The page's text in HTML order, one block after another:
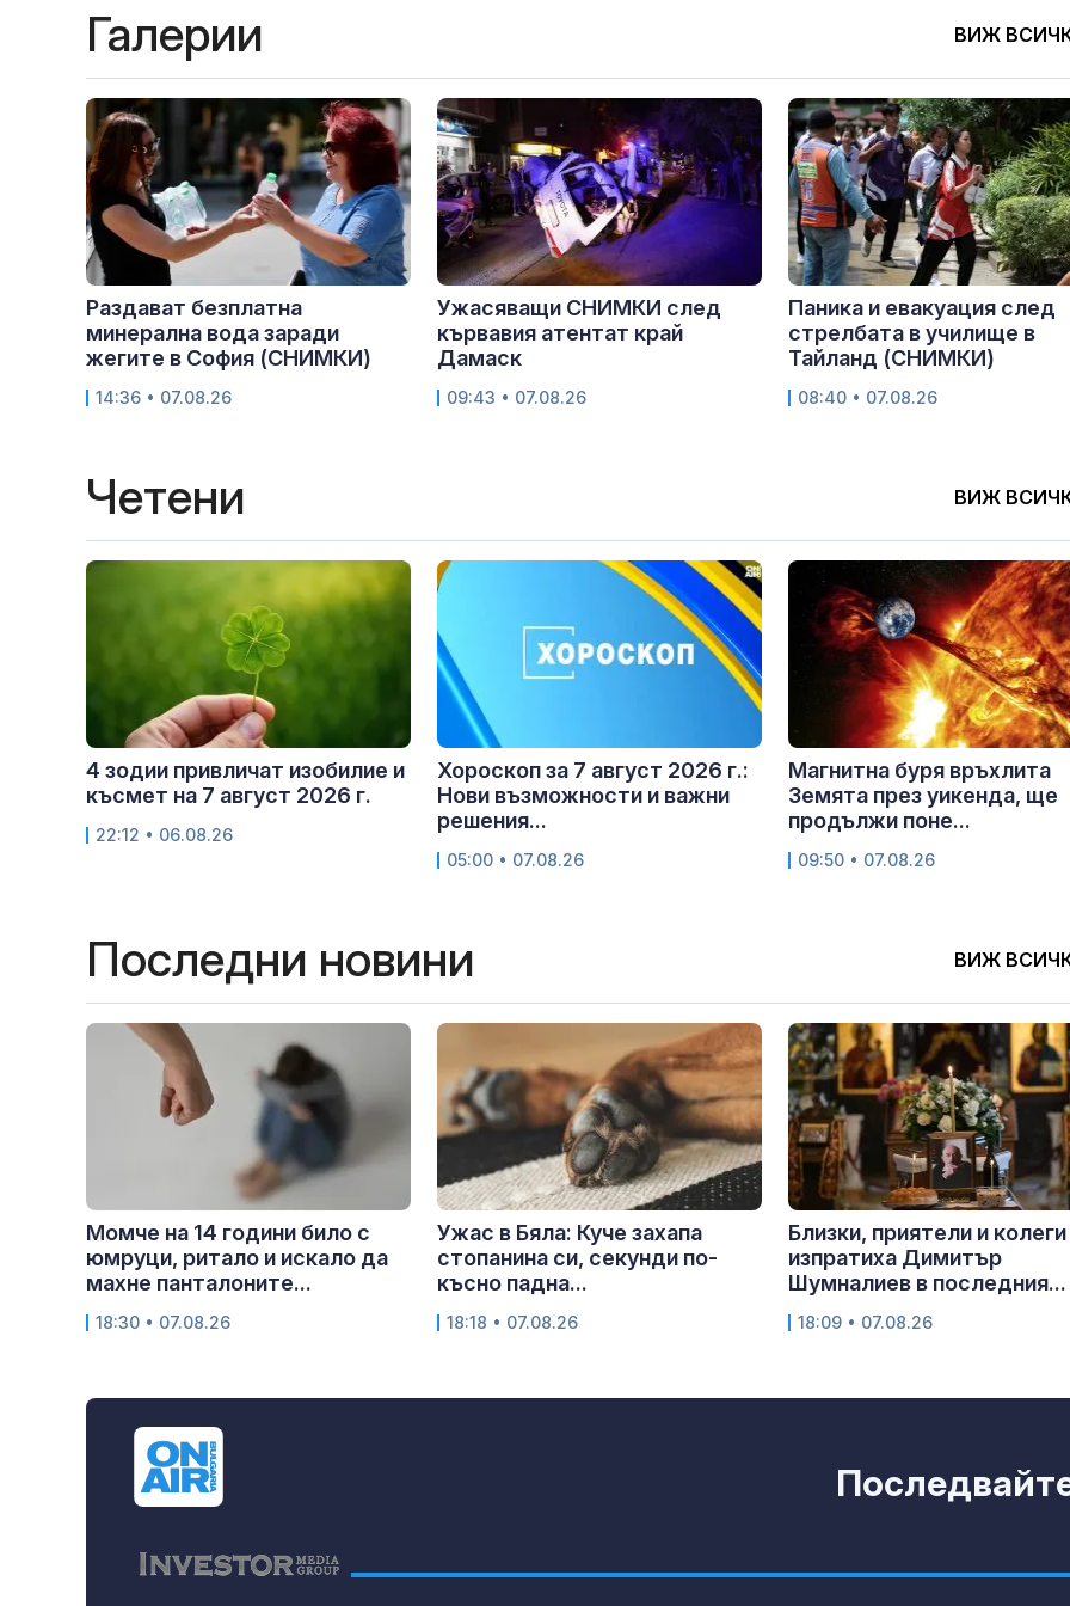
Галерии ВИЖ
Раздават безплатна
минерална вода заради
жегите в София (СНИМКИ)
14:36 • 07.08.26
Ужасяващи СНИМКИ след
кървавия атентат край
Дамаск
09:43 • 07.08.26
Паника и евакуация след
стрелбата в училище в
Тайланд (СНИМКИ)
08:40 • 07.08.26
Четени ВИЖ
4 зодии привличат изобилие и
късмет на 7 август 2026 г.
22:12 • 06.08.26
Хороскоп за 7 август 2026 г.:
Нови възможности и важни
решения...
05:00 • 07.08.26
Магнитна буря връхлита
Земята през уикенда, ще
продължи поне...
09:50 • 07.08.26
Последни новини ВИЖ
Момче на 14 години било с
юмруци, ритало и искало да
махне панталоните...
18:30 • 07.08.26
Ужас в Бяла: Куче захапа
стопанина си, секунди по-
късно падна...
18:18 • 07.08.26
Близки, приятели и колеги
изпратиха Димитър
Шумналиев в последния...
18:09 • 07.08.26